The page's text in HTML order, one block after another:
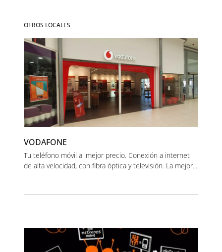
OTROS LOCALES
VODAFONE
Tu teléfono móvil al mejor precio. Conexión a internet
de alta velocidad, con fibra óptica y televisión. La mejor...